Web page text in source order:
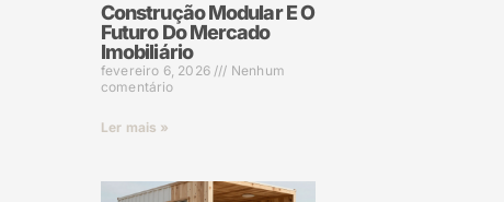
Construção Modular E O
Futuro Do Mercado
Imobiliário
fevereiro 6, 2026
Nenhum
comentário
Ler mais »